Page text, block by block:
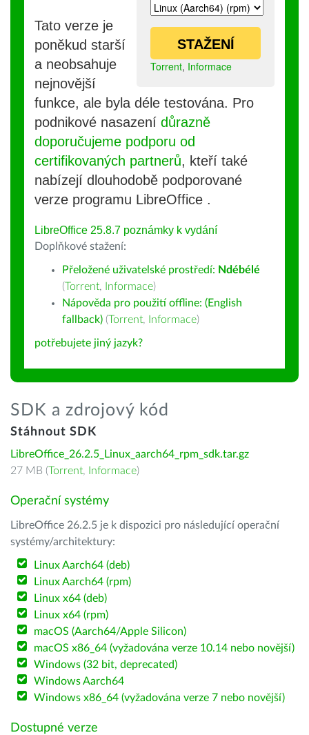
STAŽENÍ
Torrent, Informace
Tato verze je
poněkud starší
a neobsahuje
nejnovější
funkce, ale byla déle testována. Pro
podnikové nasazení důrazně
doporučujeme podporu od
certifikovaných partnerů, kteří také
nabízejí dlouhodobě podporované
verze programu LibreOffice .
LibreOffice 25.8.7 poznámky k vydání
Doplňkové stažení:
Přeložené uživatelské prostředí: Ndébélé
(Torrent, Informace)
Nápověda pro použití offline: (English
fallback) (Torrent, Informace)
potřebujete jiný jazyk?
SDK a zdrojový kód
Stáhnout SDK
LibreOffice_26.2.5_Linux_aarch64_rpm_sdk.tar.gz
27 MB (Torrent, Informace)
Operační systémy
LibreOffice 26.2.5 je k dispozici pro následující operační
systémy/architektury:
Linux Aarch64 (deb)
Linux Aarch64 (rpm)
Linux x64 (deb)
Linux x64 (rpm)
macOS (Aarch64/Apple Silicon)
macOS x86_64 (vyžadována verze 10.14 nebo novější)
Windows (32 bit, deprecated)
Windows Aarch64
Windows x86_64 (vyžadována verze 7 nebo novější)
Dostupné verze